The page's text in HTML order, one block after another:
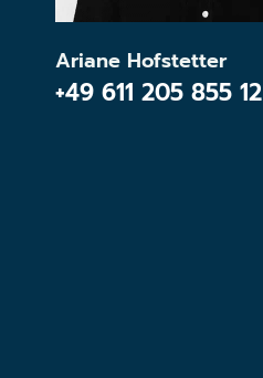
Ariane Hofstetter
+49 611 205 855 12